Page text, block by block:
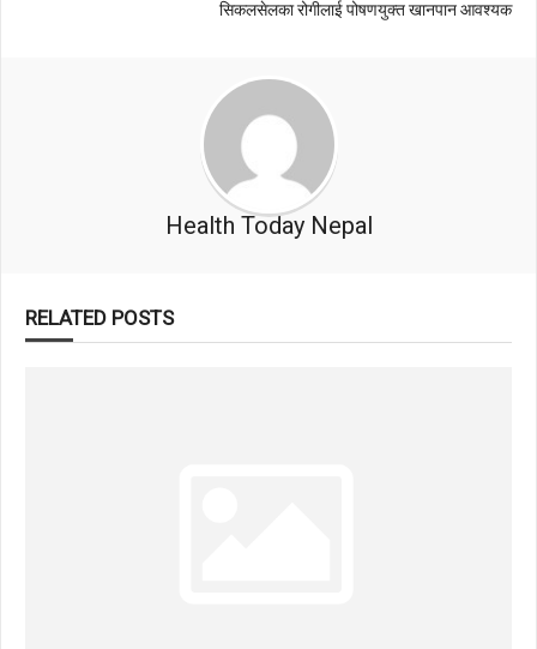
सिकलसेलका रोगीलाई पोषणयुक्त खानपान आवश्यक
Health Today Nepal
RELATED POSTS